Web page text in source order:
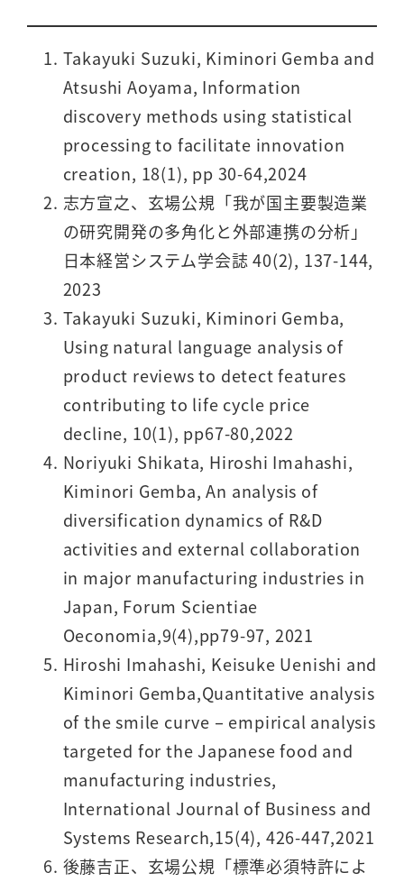
Takayuki Suzuki, Kiminori Gemba and
Atsushi Aoyama, Information
discovery methods using statistical
processing to facilitate innovation
creation, 18(1), pp 30-64,2024
志方宣之、玄場公規「我が国主要製造業
の研究開発の多角化と外部連携の分析」
日本経営システム学会誌 40(2), 137-144,
2023
Takayuki Suzuki, Kiminori Gemba,
Using natural language analysis of
product reviews to detect features
contributing to life cycle price
decline, 10(1), pp67-80,2022
Noriyuki Shikata, Hiroshi Imahashi,
Kiminori Gemba, An analysis of
diversification dynamics of R&D
activities and external collaboration
in major manufacturing industries in
Japan, Forum Scientiae
Oeconomia,9(4),pp79-97, 2021
Hiroshi Imahashi, Keisuke Uenishi and
Kiminori Gemba,Quantitative analysis
of the smile curve – empirical analysis
targeted for the Japanese food and
manufacturing industries,
International Journal of Business and
Systems Research,15(4), 426-447,2021
後藤吉正、玄場公規「標準必須特許によ